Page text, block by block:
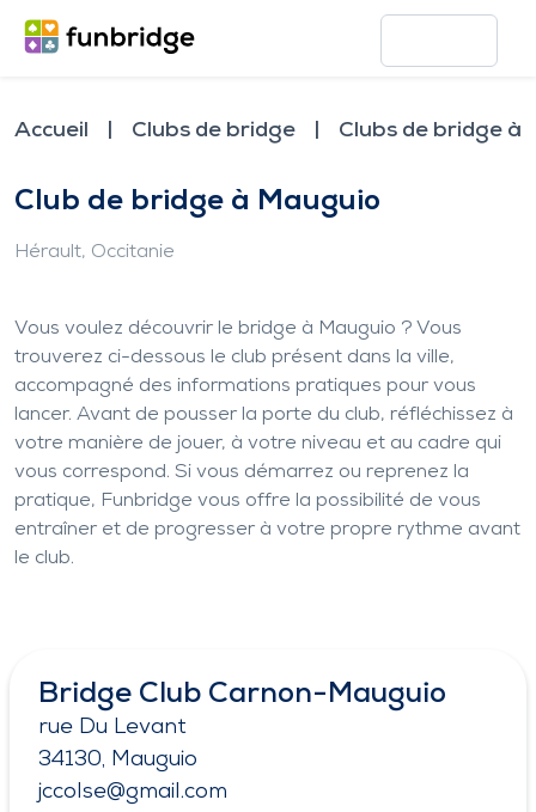
Accueil Clubs de bridge Clubs de bridge à
Club de bridge à Mauguio
Hérault, Occitanie
Vous voulez découvrir le bridge à Mauguio ? Vous
trouverez ci-dessous le club présent dans la ville,
accompagné des informations pratiques pour vous
lancer. Avant de pousser la porte du club, réfléchissez à
votre manière de jouer, à votre niveau et au cadre qui
vous correspond. Si vous démarrez ou reprenez la
pratique, Funbridge vous offre la possibilité de vous
entraîner et de progresser à votre propre rythme avant
le club.
Bridge Club Carnon-Mauguio
rue Du Levant
34130, Mauguio
jccolse@gmail.com